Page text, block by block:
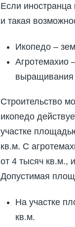
Если иностранца
и такая
Икопедо –
Агротемахио
выращивания
Строительство
икопедо
участке
кв.м. С
от 4 тысяч кв.м.,
Допустимая
На участке
кв.м.